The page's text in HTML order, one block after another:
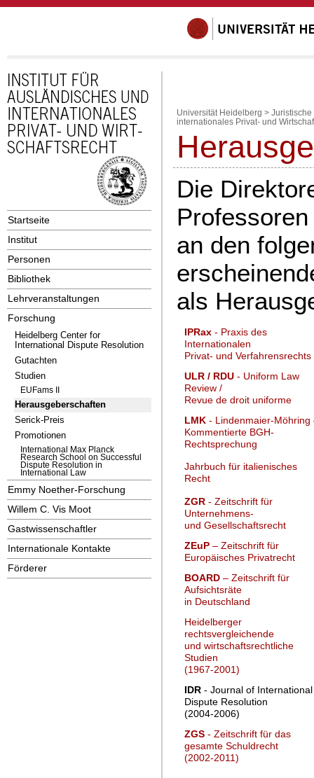
Startseite
Institut
Personen
Bibliothek
Lehrveranstaltungen
Forschung
Heidelberg Center for
International Dispute Resolution
Gutachten
Studien
EUFams II
Herausgeberschaften
Serick-Preis
Promotionen
International Max Planck
Research School on Successful
Dispute Resolution in
International Law
Emmy Noether-Forschung
Willem C. Vis Moot
Gastwissenschaftler
Internationale Kontakte
Förderer
Universität Heidelberg > Juristische
internationales Privat- und
Die
an den
als
IPRax - Praxis des
Internationalen
Privat- und Verfahrensrechts
ULR / RDU - Uniform Law
Review /
Revue de droit uniforme
LMK - Lindenmaier-Möhring
Kommentierte BGH-
Rechtsprechung
Jahrbuch für italienisches
Recht
ZGR - Zeitschrift für
Unternehmens-
und Gesellschaftsrecht
ZEuP – Zeitschrift für
Europäisches Privatrecht
BOARD – Zeitschrift für
Aufsichtsräte
in Deutschland
Heidelberger
rechtsvergleichende
und wirtschaftsrechtliche
Studien
(1967-2001)
IDR - Journal of International
Dispute Resolution
(2004-2006)
ZGS - Zeitschrift für das
gesamte Schuldrecht
(2002-2011)